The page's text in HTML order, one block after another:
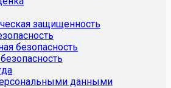
защищенность
безопасность
данными